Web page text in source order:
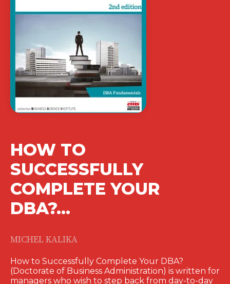
HOW TO
SUCCESSFULLY
COMPLETE YOUR
DBA?…
MICHEL KALIKA
How to Successfully Complete Your DBA?
(Doctorate of Business Administration) is written for
managers who wish to step back from day-to-day